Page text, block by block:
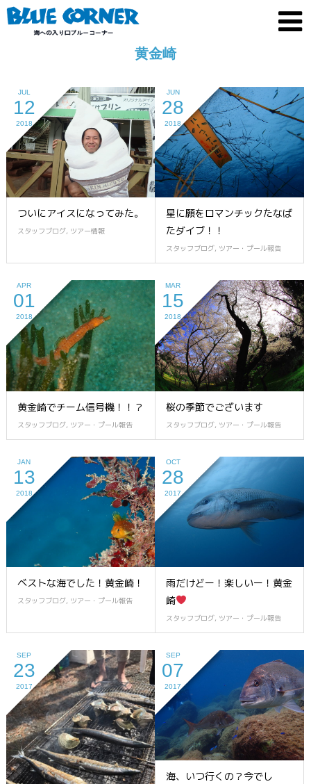
黄金崎
JUL
12
2018
ついにアイスになってみた。
スタッフブログ, ツアー情報
JUN
28
2018
星に願をロマンチックたなば
たダイブ！！
スタッフブログ, ツアー・プール報告
APR
01
2018
黄金崎でチーム信号機！！？
スタッフブログ, ツアー・プール報告
MAR
15
2018
桜の季節でございます
スタッフブログ, ツアー・プール報告
JAN
13
2018
ベストな海でした！黄金崎！
スタッフブログ, ツアー・プール報告
OCT
28
2017
雨だけどー！楽しいー！黄金
崎
スタッフブログ, ツアー・プール報告
SEP
23
2017
SEP
07
2017
海、いつ行くの？今でし